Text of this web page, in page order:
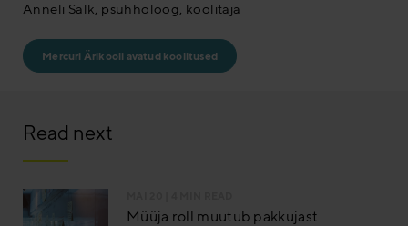
Anneli Salk, psühholoog, koolitaja
Mercuri Ärikooli avatud koolitused
Read next
Müüja roll muutub pakkujast